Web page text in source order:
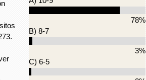
78%
B) 8-7
3%
C) 6-5